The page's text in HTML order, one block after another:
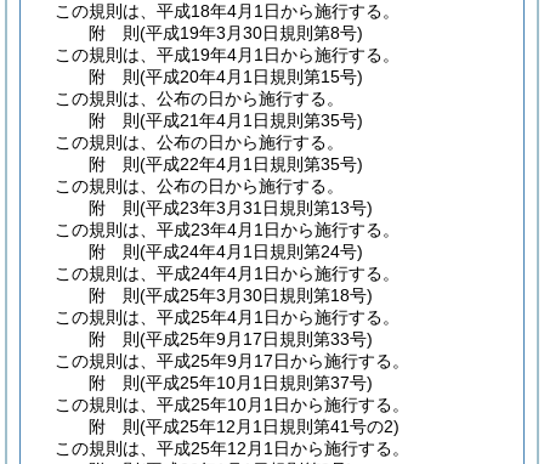
この規則は、平成18年4月1日から施行する。
附 則(平成19年3月30日規則第8号)
この規則は、平成19年4月1日から施行する。
附 則(平成20年4月1日規則第15号)
この規則は、公布の日から施行する。
附 則(平成21年4月1日規則第35号)
この規則は、公布の日から施行する。
附 則(平成22年4月1日規則第35号)
この規則は、公布の日から施行する。
附 則(平成23年3月31日規則第13号)
この規則は、平成23年4月1日から施行する。
附 則(平成24年4月1日規則第24号)
この規則は、平成24年4月1日から施行する。
附 則(平成25年3月30日規則第18号)
この規則は、平成25年4月1日から施行する。
附 則(平成25年9月17日規則第33号)
この規則は、平成25年9月17日から施行する。
附 則(平成25年10月1日規則第37号)
この規則は、平成25年10月1日から施行する。
附 則(平成25年12月1日規則第41号の2)
この規則は、平成25年12月1日から施行する。